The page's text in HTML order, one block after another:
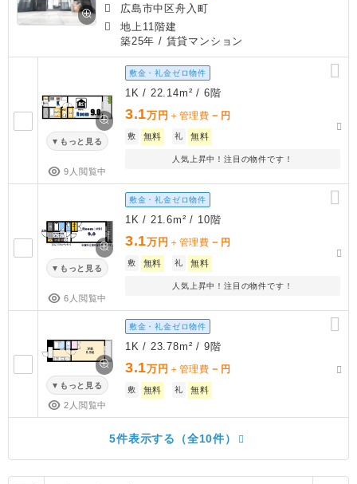
広島市中区舟入町
地上11階建
築25年 / 賃貸マンション
もっと見る
9人閲覧中
敷金・礼金ゼロ物件
1K / 22.14m² / 6階
3.1万円 ＋管理費 － 円
敷 無料 礼 無料
人気上昇中！注目の物件です！
もっと見る
6人閲覧中
敷金・礼金ゼロ物件
1K / 21.6m² / 10階
3.1万円 ＋管理費 － 円
敷 無料 礼 無料
人気上昇中！注目の物件です！
もっと見る
2人閲覧中
敷金・礼金ゼロ物件
1K / 23.78m² / 9階
3.1万円 ＋管理費 － 円
敷 無料 礼 無料
5件表示する（全10件）